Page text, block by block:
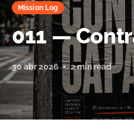
Mission Log
011 —
30 abr 2026 2 min read